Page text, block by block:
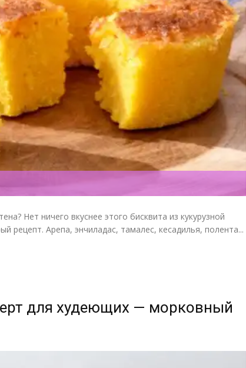
Нет ничего вкуснее этого бисквита из кукурузной
рецепт. Арепа, энчиладас, тамалес, кесадилья, полента...
для худеющих — морковный